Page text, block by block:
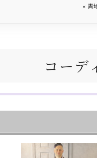
« 青
コーデ